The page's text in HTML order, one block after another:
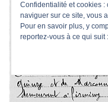
Confidentialité et cookies :
naviguer sur ce site, vous
Pour en savoir plus, y
reportez-vous à ce qui suit :